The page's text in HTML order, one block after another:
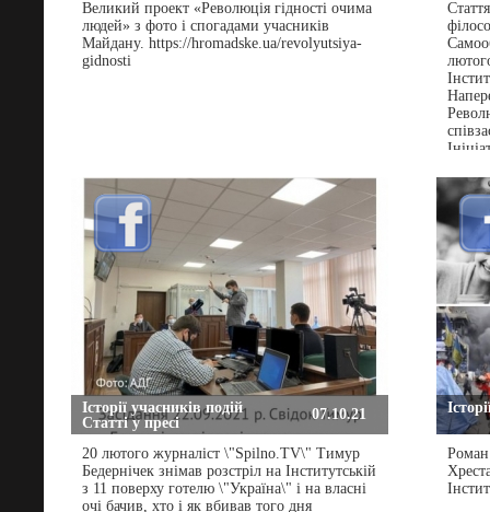
Великий проект «Революція гідності очима
людей» з фото і спогадами учасників
Майдану. https://hromadske.ua/revolyutsiya-
gidnosti
метою
Історії учасників подій
Статті у пресі
07.10.21
20 лютого журналіст \"Spilno.TV\" Тимур
Бедернічек знімав розстріл на Інститутській
з 11 поверху готелю \"Україна\" і на власні
очі бачив, хто і як вбивав того дня
Роман